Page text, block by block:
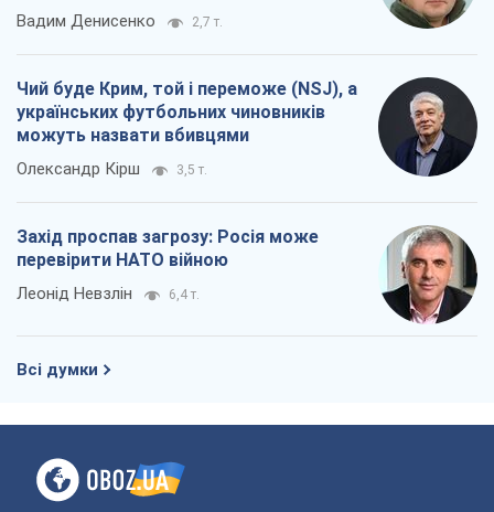
Вадим Денисенко 2,7 т.
Чий буде Крим, той і переможе (NSJ), а
українських футбольних чиновників
можуть назвати вбивцями
Олександр Кірш 3,5 т.
Захід проспав загрозу: Росія може
перевірити НАТО війною
Леонід Невзлін 6,4 т.
Всі думки